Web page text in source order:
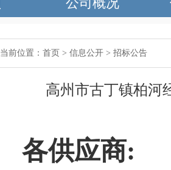
当前位置： 首页 > 信息公开> 招标公告
高州市古丁镇柏河
各供应商: